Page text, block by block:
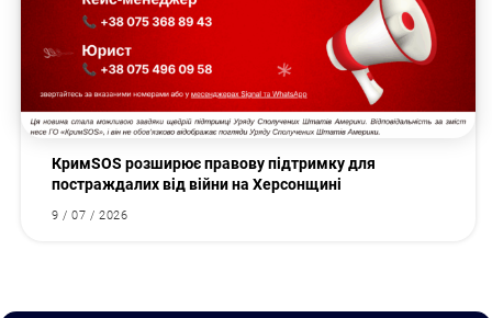
КримSOS розширює правову підтримку для
постраждалих від війни на Херсонщині
9 / 07 / 2026